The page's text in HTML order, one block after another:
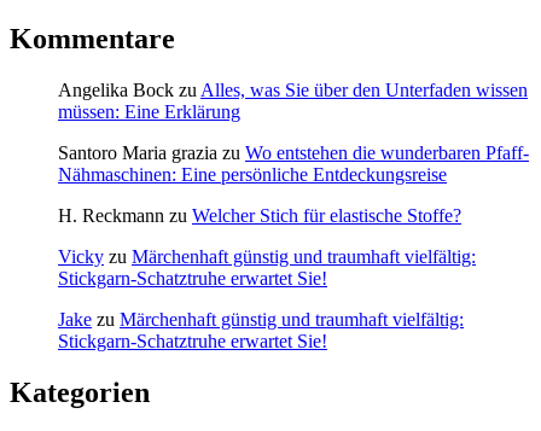
Kommentare
Angelika Bock zu Alles, was Sie über den Unterfaden wissen
müssen: Eine Erklärung
Santoro Maria grazia zu Wo entstehen die wunderbaren Pfaff-
Nähmaschinen: Eine persönliche Entdeckungsreise
H. Reckmann zu Welcher Stich für elastische Stoffe?
Vicky zu Märchenhaft günstig und traumhaft vielfältig:
Stickgarn-Schatztruhe erwartet Sie!
Jake zu Märchenhaft günstig und traumhaft vielfältig:
Stickgarn-Schatztruhe erwartet Sie!
Kategorien